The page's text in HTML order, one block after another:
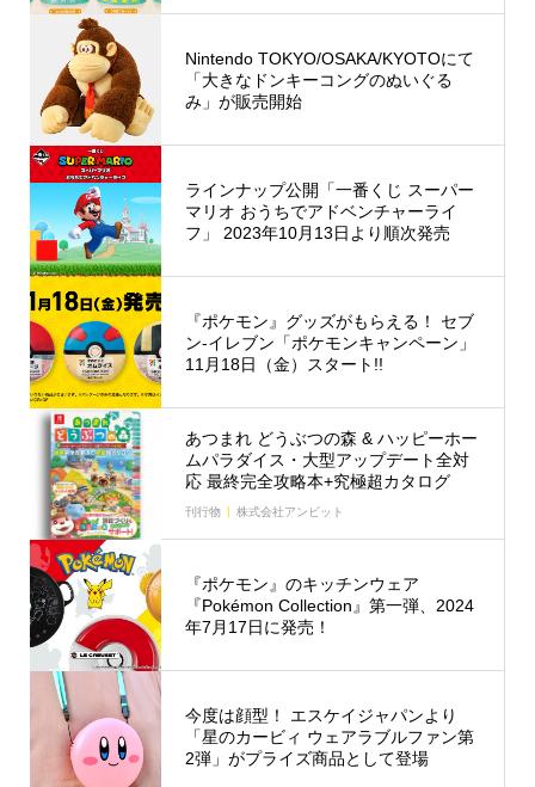
Nintendo TOKYO/OSAKA/KYOTOにて
「大きなドンキーコングのぬいぐる
み」が販売開始
ラインナップ公開「一番くじ スーパー
マリオ おうちでアドベンチャーライ
フ」 2023年10月13日より順次発売
『ポケモン』グッズがもらえる！ セブ
ン‐イレブン「ポケモンキャンペーン」
11月18日（金）スタート!!
あつまれ どうぶつの森 & ハッピーホー
ムパラダイス・大型アップデート全対
応 最終完全攻略本+究極超カタログ
刊行物 株式会社アンビット
『ポケモン』のキッチンウェア
『Pokémon Collection』第一弾、2024
年7月17日に発売！
今度は顔型！ エスケイジャパンより
「星のカービィ ウェアラブルファン第
2弾」がプライズ商品として登場